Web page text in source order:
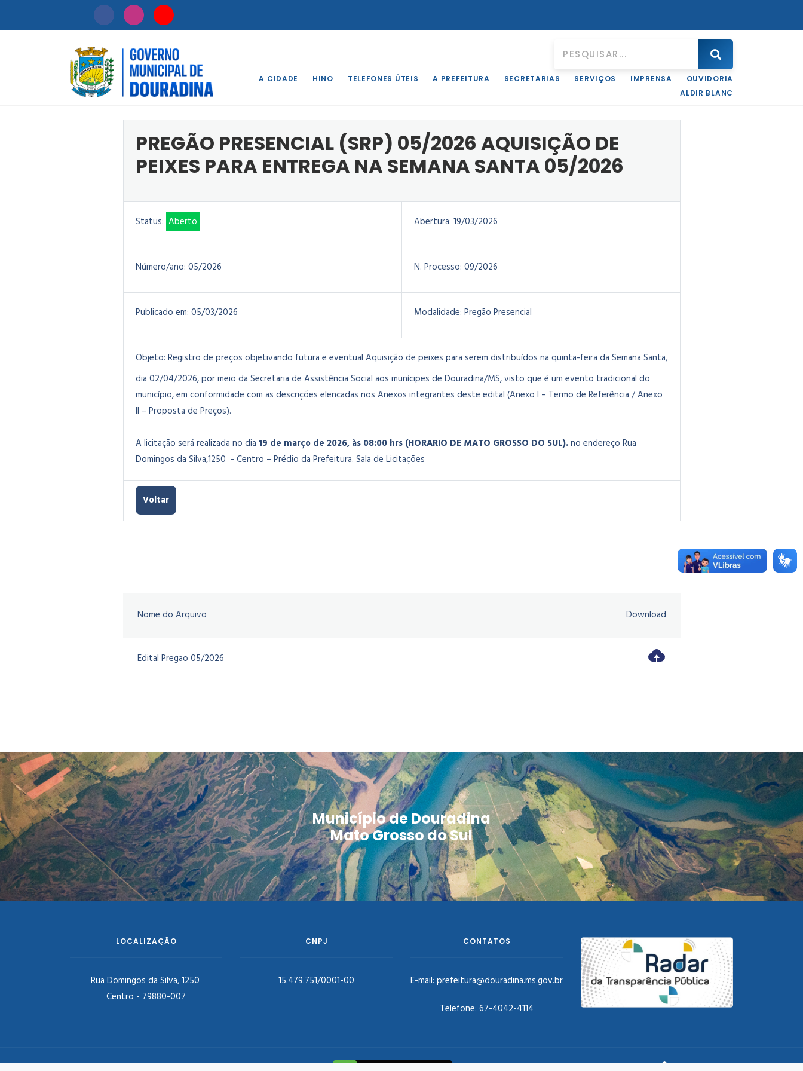
A CIDADE HINO TELEFONES ÚTEIS A PREFEITURA SECRETARIAS SERVIÇOS IMPRENSA
OUVIDORIA
ALDIR BLANC
Início
PREGÃO PRESENCIAL (SRP) 05/2026 AQUISIÇÃO DE
PEIXES PARA ENTREGA NA SEMANA SANTA 05/2026
Status: Aberto Abertura: 19/03/2026
Número/ano: 05/2026 N. Processo: 09/2026
Publicado em: 05/03/2026 Modalidade: Pregão Presencial
Objeto: Registro de preços objetivando futura e eventual Aquisição de peixes para serem distribuídos na quinta-feira da Semana Santa,
dia 02/04/2026, por meio da Secretaria de Assistência Social aos munícipes de Douradina/MS, visto que é um evento tradicional do
município,em conformidade com as descrições elencadas nos Anexos integrantes deste edital (Anexo I – Termo de Referência / Anexo
II – Proposta de Preços).
A licitação será realizada no dia 19 de março de 2026, às 08:00 hrs (HORARIO DE MATO GROSSO DO SUL).no endereço Rua
Domingos da Silva,1250 - Centro – Prédio da Prefeitura. Sala de Licitações
Voltar
Nome do Arquivo Download
Edital Pregao 05/2026
Município de Douradina
Mato Grosso do Sul
LOCALIZAÇÃO
Rua Domingos da Silva, 1250
Centro - 79880-007
CNPJ
15.479.751/0001-00
CONTATOS
E-mail: prefeitura@douradina.ms.gov.br
Telefone: 67-4042-4114